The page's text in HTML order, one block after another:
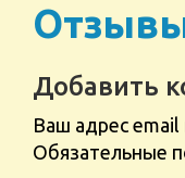
Добавить
Ваш адрес email
Обязательные